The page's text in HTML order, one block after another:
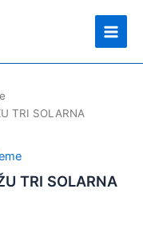
Main
TRI SOLARNA
TRI SOLARNA